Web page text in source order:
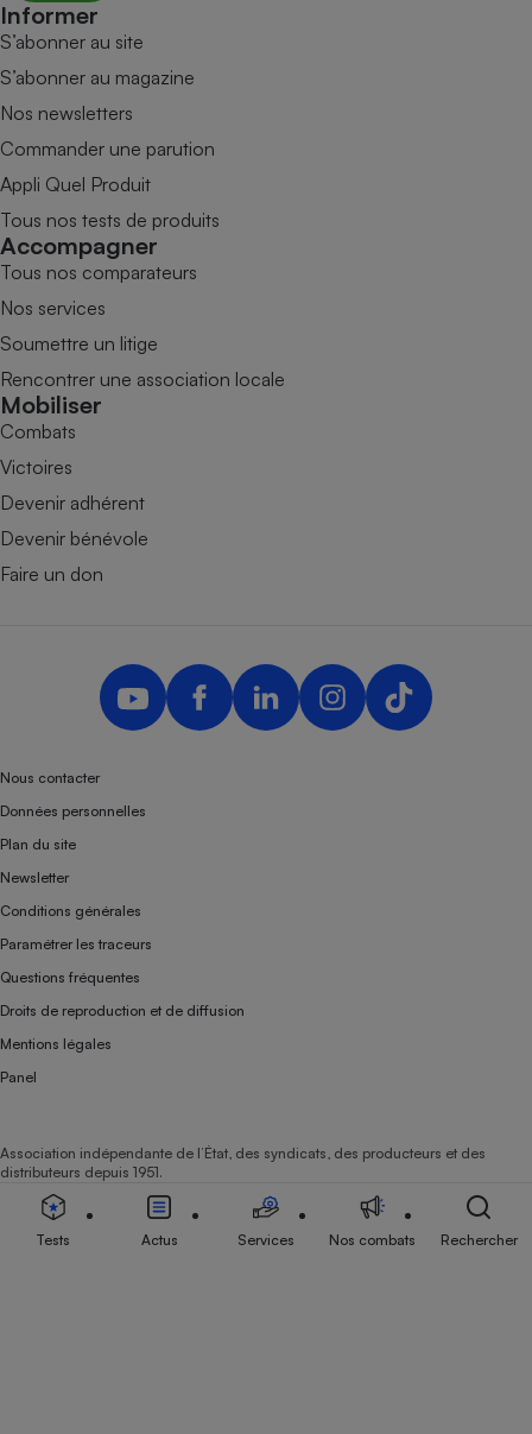
Informer
S’abonner au site
S’abonner au magazine
Nos newsletters
Commander une parution
Appli Quel Produit
Tous nos tests de produits
Accompagner
Tous nos comparateurs
Nos services
Soumettre un litige
Rencontrer une association locale
Mobiliser
Combats
Victoires
Devenir adhérent
Devenir bénévole
Faire un don
Nous contacter
Données personnelles
Plan du site
Newsletter
Conditions générales
Paramétrer les traceurs
Questions fréquentes
Droits de reproduction et de diffusion
Mentions légales
Panel
Association indépendante de l’État, des syndicats, des producteurs et des
distributeurs depuis 1951.
Tests Actus Services Nos combats Rechercher